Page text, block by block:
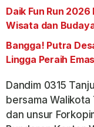
Daik Fun Run
Wisata dan
Bangga! Putra
Lingga Peraih
Dandim 0315
bersama
dan unsur